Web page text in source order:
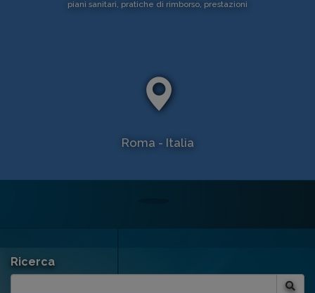
piani sanitari, pratiche di rimborso, prestazioni
Roma - Italia
Ricerca